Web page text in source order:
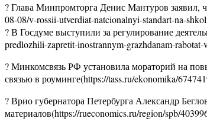
? Глава Минпромторга Денис Мантуров заявил,
08-08/v-rossii-utverdiat-natcionalnyi-standart-na-
? В Госдуме выступили за регулирование
predlozhili-zapretit-inostrannym-grazhdanam-rabotat-
? Минкомсвязь РФ установила мораторий на
связью в роуминге(https://tass.ru/ekonomika/
? Врио губернатора Петербурга Александр
материалов(https://rueconomics.ru/region/spb/